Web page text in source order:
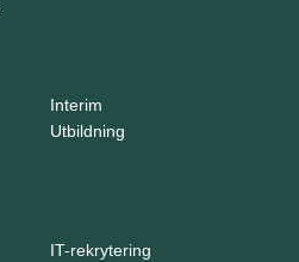
Interim
Utbildning
IT-rekrytering